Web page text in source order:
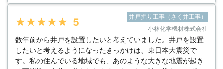
★★★★★ 5
井戸掘り工事（さく井工事）
小林化学機材株式会社
数年前から井戸を設置したいと考えていました。井戸を設置
したいと考えるようになったきっかけは、東日本大震災で
す。私の住んでいる地域でも、あのような大きな地震が起き